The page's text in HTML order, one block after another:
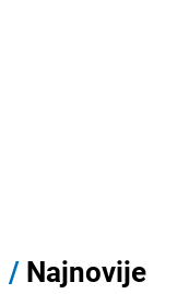
/ Najnovije